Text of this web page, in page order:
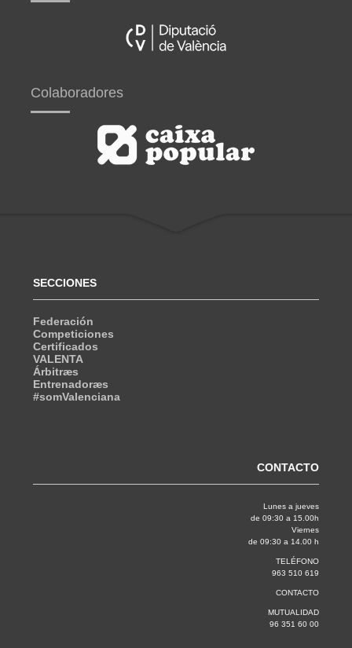
Colaboradores
SECCIONES
Federación
Competiciones
Certificados
VALENTA
Árbitræs
Entrenadoræs
#somValenciana
CONTACTO
Lunes a jueves
de 09:30 a 15.00h
Viernes
de 09:30 a 14.00 h
TELÉFONO
963 510 619
CONTACTO
MUTUALIDAD
96 351 60 00